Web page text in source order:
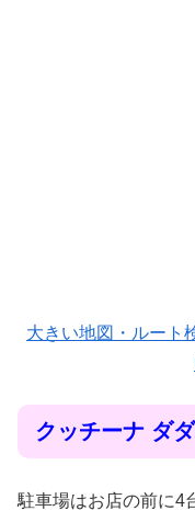
大きい地図・ルート
クッチーナ ダ
駐車場はお店の前に4